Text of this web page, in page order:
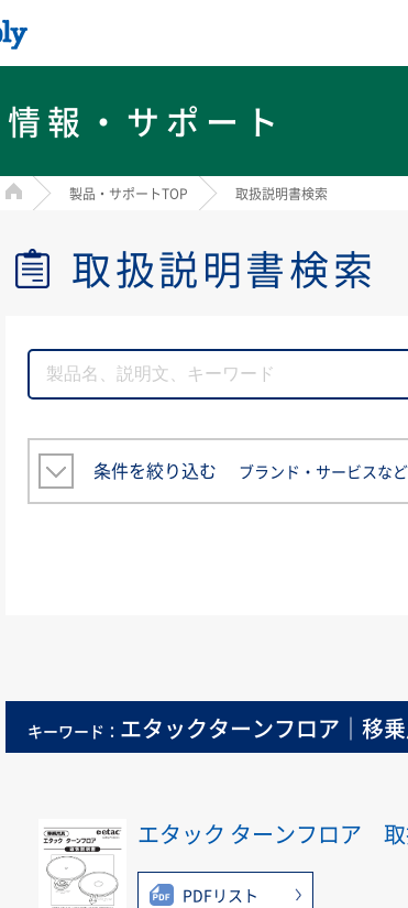
報・サポート
HOME 製品・サポートTOP 取扱説明書検索
取扱説明書検索
条件を絞り込む ブランド・サービスな
キーワード： エタックターンフロア｜移
エタック ターンフロア
PDFリスト